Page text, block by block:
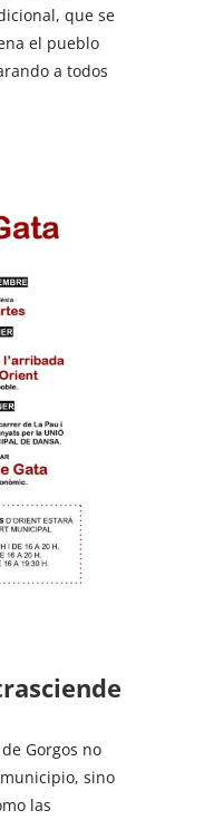
que se
el pueblo
a todos
Gorgos no
sino
las